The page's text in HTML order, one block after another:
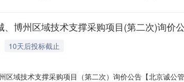
博州区域技术支撑采购项目(第二次)询价
10天后投标截止
域技术支撑采购项目（第二次）询价公告【北京诚公